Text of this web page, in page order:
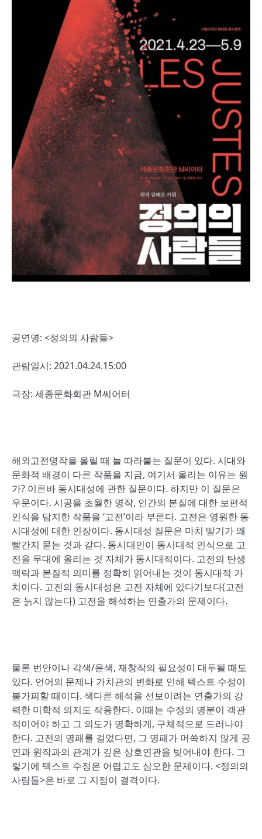
공연명: <정의의 사람들>
관람일시: 2021.04.24.15:00
극장: 세종문화회관 M씨어터
해외고전명작을 올릴 때 늘 따라붙는 질문이 있다. 시대와
문화적 배경이 다른 작품을 지금, 여기서 올리는 이유는 뭔
가? 이른바 동시대성에 관한 질문이다. 하지만 이 질문은
우문이다. 시공을 초월한 명작, 인간의 본질에 대한 보편적
인식을 담지한 작품을 ‘고전’이라 부른다. 고전은 영원한 동
시대성에 대한 인장이다. 동시대성 질문은 마치 딸기가 왜
빨간지 묻는 것과 같다. 동시대인이 동시대적 인식으로 고
전을 무대에 올리는 것 자체가 동시대적이다. 고전의 탄생
맥락과 본질적 의미를 정확히 읽어내는 것이 동시대적 가
치이다. 고전의 동시대성은 고전 자체에 있다기보다(고전
은 늙지 않는다) 고전을 해석하는 연출가의 문제이다.
물론 번안이나 각색/윤색, 재창작의 필요성이 대두될 때도
있다. 언어의 문제나 가치관의 변화로 인해 텍스트 수정이
불가피할 때이다. 색다른 해석을 선보이려는 연출가의 강
력한 미학적 의지도 작용한다. 이때는 수정의 명분이 객관
적이어야 하고 그 의도가 명확하게, 구체적으로 드러나야
한다. 고전의 명패를 걸었다면, 그 명패가 머쓱하지 않게 공
연과 원작과의 관계가 깊은 상호연관을 빚어내야 한다. 그
렇기에 텍스트 수정은 어렵고도 심오한 문제이다. <정의의
사람들>은 바로 그 지점이 결격이다.